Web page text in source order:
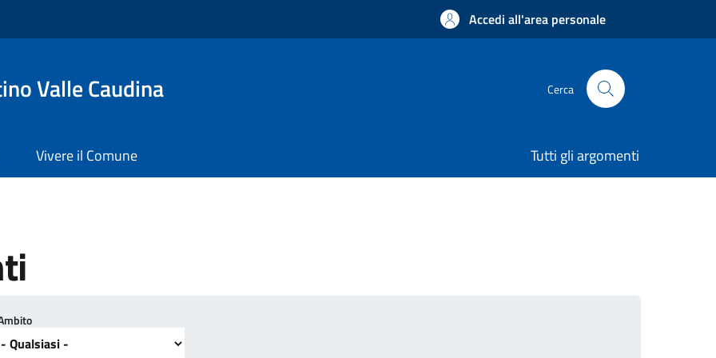
Accedi all'area personale
Valle Caudina Cerca
Vivere il Comune Tutti gli argomenti